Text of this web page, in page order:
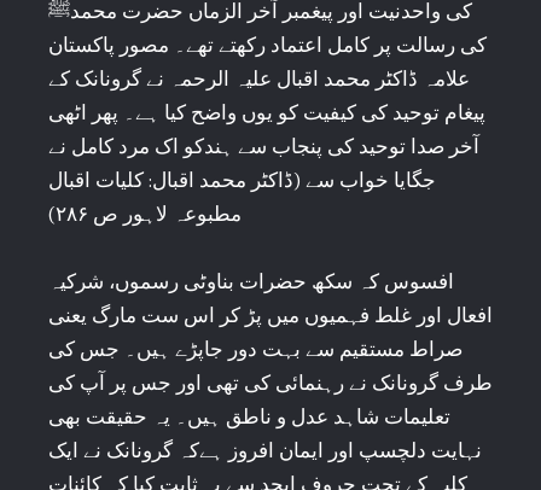
کی واحدنیت اور پیغمبر آخر الزماں حضرت محمدﷺ
کی رسالت پر کامل اعتماد رکھتے تھے۔ مصور پاکستان
علامہ ڈاکٹر محمد اقبال علیہ الرحمہ نے گرونانک کے
پیغام توحید کی کیفیت کو یوں واضح کیا ہے۔ پھر اٹھی
آخر صدا توحید کی پنجاب سے ہندکو اک مرد کامل نے
جگایا خواب سے (ڈاکٹر محمد اقبال: کلیات اقبال
مطبوعہ لاہور ص ۲۸۶)
افسوس کہ سکھ حضرات بناوٹی رسموں، شرکیہ
افعال اور غلط فہمیوں میں پڑ کر اس ست مارگ یعنی
صراط مستقیم سے بہت دور جاپڑے ہیں۔ جس کی
طرف گرونانک نے رہنمائی کی تھی اور جس پر آپ کی
تعلیمات شاہد عدل و ناطق ہیں۔ یہ حقیقت بھی
نہایت دلچسپ اور ایمان افروز ہےکہ گرونانک نے ایک
کلیہ کے تحت حروف ابجد سے یہ ثابت کیا کہ کائنات